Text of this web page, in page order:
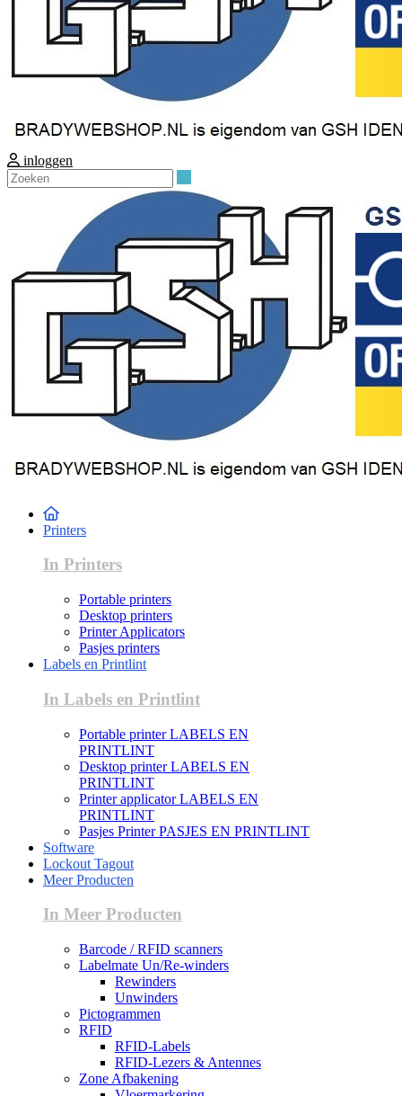
inloggen
Printers
In Printers
Portable printers
Desktop printers
Printer Applicators
Pasjes printers
Labels en Printlint
In Labels en Printlint
Portable printer LABELS EN
PRINTLINT
Desktop printer LABELS EN
PRINTLINT
Printer applicator LABELS EN
PRINTLINT
Pasjes Printer PASJES EN PRINTLINT
Software
Lockout Tagout
Meer Producten
In Meer Producten
Barcode / RFID scanners
Labelmate Un/Re-winders
Rewinders
Unwinders
Pictogrammen
RFID
RFID-Labels
RFID-Lezers & Antennes
Zone Afbakening